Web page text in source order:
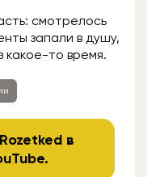
смотрелось
запали в душу,
какое-то время.
в
.